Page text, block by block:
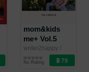
mom&kids
me+ Vol.5
Issue.28
writer2happy/
นิตยสารแม่และเด็ก
No Rating